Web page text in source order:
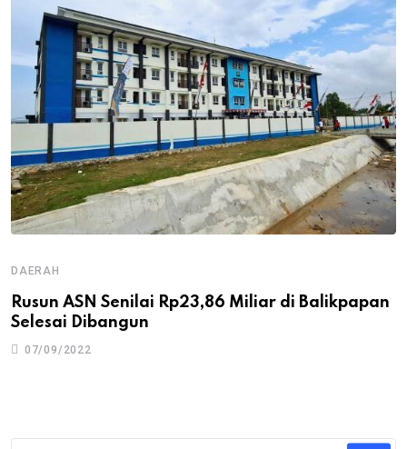
DAERAH
Rusun ASN Senilai Rp23,86 Miliar di Balikpapan
Selesai Dibangun
07/09/2022